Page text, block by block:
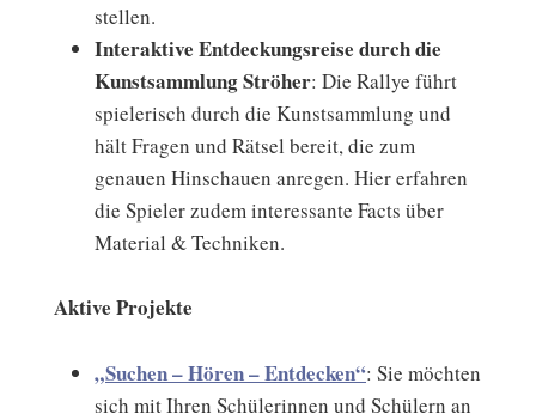
stellen.
Interaktive Entdeckungsreise durch die
Kunstsammlung Ströher: Die Rallye führt
spielerisch durch die Kunstsammlung und
hält Fragen und Rätsel bereit, die zum
genauen Hinschauen anregen. Hier erfahren
die Spieler zudem interessante Facts über
Material & Techniken.
Aktive Projekte
„Suchen – Hören – Entdecken“: Sie möchten
sich mit Ihren Schülerinnen und Schülern an